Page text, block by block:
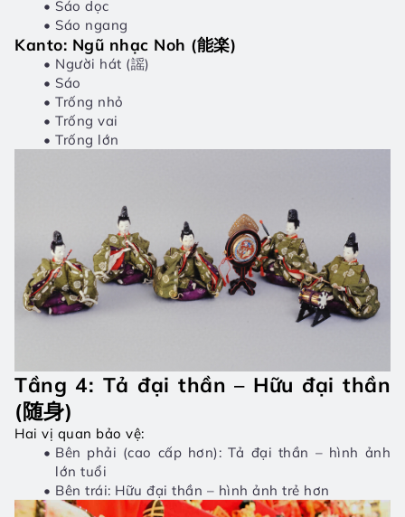
Sáo dọc
Sáo ngang
Kanto: Ngũ nhạc Noh (能楽)
Người hát (謡)
Sáo
Trống nhỏ
Trống vai
Trống lớn
Tầng 4: Tả đại thần – Hữu đại thần
(随身)
Hai vị quan bảo vệ:
Bên phải (cao cấp hơn): Tả đại thần – hình ảnh
lớn tuổi
Bên trái: Hữu đại thần – hình ảnh trẻ hơn